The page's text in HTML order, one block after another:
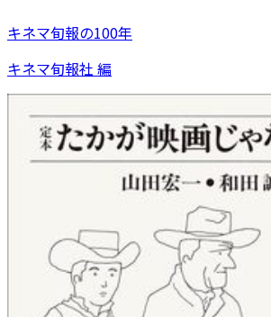
キネマ旬報の100年
キネマ旬報社 編